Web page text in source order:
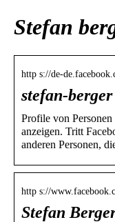
Stefan
http s://de-
stefan-
Profile von
anzeigen. Tritt
anderen Personen,
http s://
Stefan